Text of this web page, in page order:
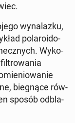
wy­na­laz­ku,
po­la­ro­ido­
Wy­ko­
bie­gną­ce rów­
sposób od­bla­